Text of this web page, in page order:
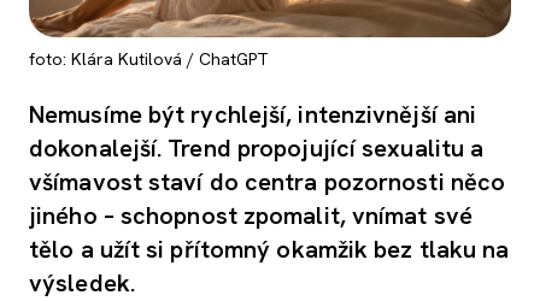
foto: Klára Kutilová / ChatGPT
Nemusíme být rychlejší, intenzivnější ani
dokonalejší. Trend propojující sexualitu a
všímavost staví do centra pozornosti něco
jiného – schopnost zpomalit, vnímat své
tělo a užít si přítomný okamžik bez tlaku na
výsledek.